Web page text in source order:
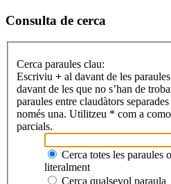
Consulta de cerca
Cerca paraules clau:
Escriviu + al davant de les
davant de les que no s’han de
paraules entre claudàtors
només una. Utilitzeu * com a
parcials.
Cerca totes les paraules
literalment
Cerca qualsevol paraula